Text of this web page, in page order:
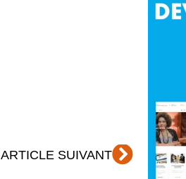
ARTICLE SUIVANTSuivant